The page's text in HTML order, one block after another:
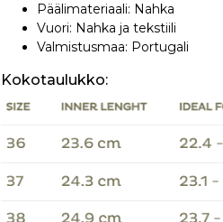
Päälimateriaali: Nahka
Vuori: Nahka ja tekstiili
Valmistusmaa: Portugali
Kokotaulukko: